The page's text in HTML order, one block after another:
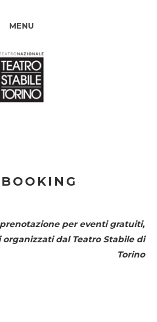
MENU
per eventi gratuiti,
organizzati dal Teatro Stabile di
Torino